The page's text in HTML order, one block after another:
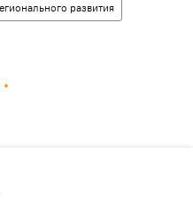
развития